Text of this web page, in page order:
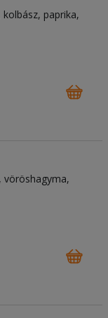
kolbász paprika
vöröshagyma